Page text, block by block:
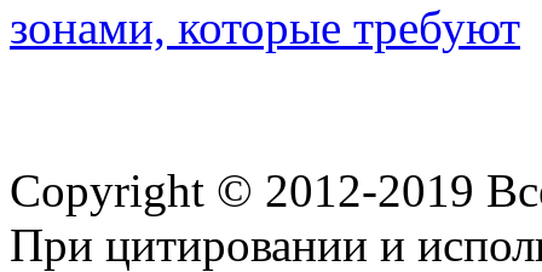
зонами, которые требуют
Copyright © 2012-2019
При цитировании и